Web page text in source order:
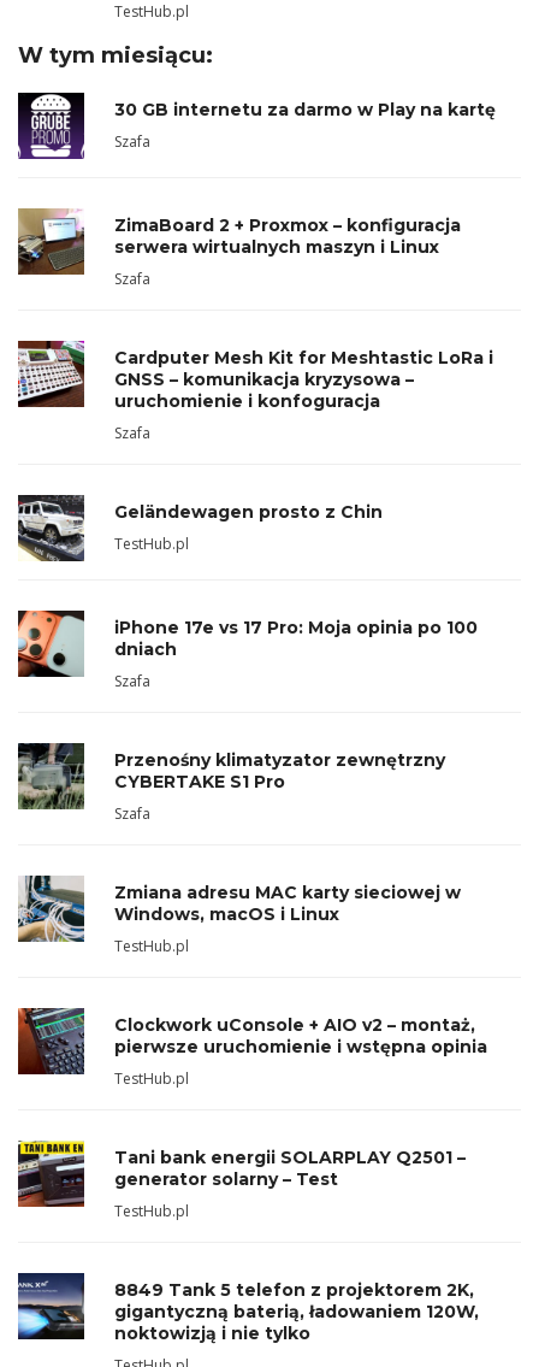
TestHub.pl
W tym miesiącu:
30 GB internetu za darmo w Play na kartę
Szafa
ZimaBoard 2 + Proxmox – konfiguracja
serwera wirtualnych maszyn i Linux
Szafa
Cardputer Mesh Kit for Meshtastic LoRa i
GNSS – komunikacja kryzysowa –
uruchomienie i konfoguracja
Szafa
Geländewagen prosto z Chin
TestHub.pl
iPhone 17e vs 17 Pro: Moja opinia po 100
dniach
Szafa
Przenośny klimatyzator zewnętrzny
CYBERTAKE S1 Pro
Szafa
Zmiana adresu MAC karty sieciowej w
Windows, macOS i Linux
TestHub.pl
Clockwork uConsole + AIO v2 – montaż,
pierwsze uruchomienie i wstępna opinia
TestHub.pl
Tani bank energii SOLARPLAY Q2501 –
generator solarny – Test
TestHub.pl
8849 Tank 5 telefon z projektorem 2K,
gigantyczną baterią, ładowaniem 120W,
noktowizją i nie tylko